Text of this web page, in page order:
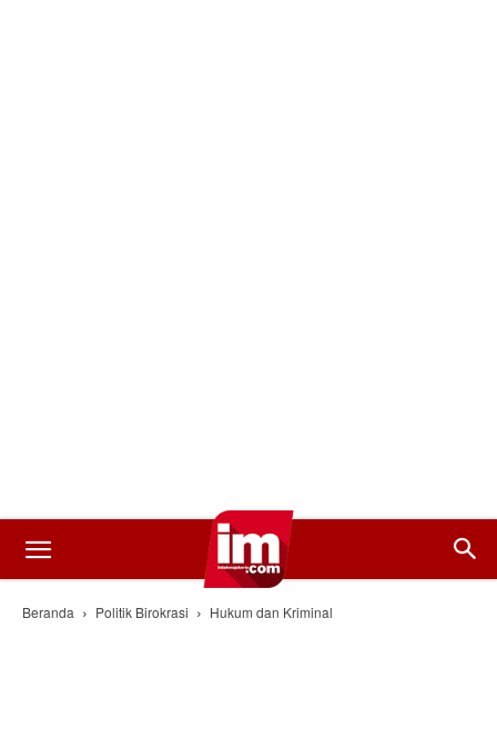
Beranda Politik Birokrasi Hukum dan Kriminal